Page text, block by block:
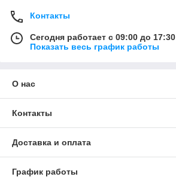
Контакты
Сегодня работает с 09:00 до 17:30
Показать весь график работы
О нас
Контакты
Доставка и оплата
График работы